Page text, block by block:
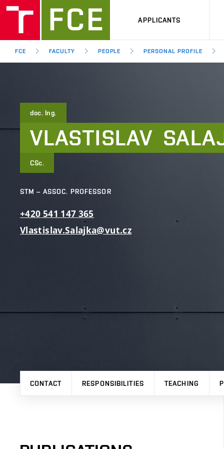
APPLICANTS
FCE FACULTY PEOPLE PERSONAL PROFILE
doc. Ing.
VLASTISLAV
CSc.
STM – ASSOC. PROFESSOR
+420 541 147 365
Vlastislav.Salajka@vut.cz
CONTACT RESPONSIBILITIES TEACHING